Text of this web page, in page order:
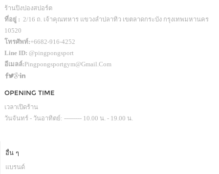
ร้านปิงปองสปอร์ต
ที่อยู่ : 2/16 ถ. เจ้าคุณทหาร แขวงลำปลาทิว เขตลาดกระบัง กรุงเทพมหานคร
10520
โทรศัพท์:+6682-916-4252
Line ID: @pingpongsport
อีเมลล์:Pingpongsportgym@gmail.com
OPENING TIME
เวลาเปิดร้าน
วันจันทร์ - วันอาทิตย์: --------- 10.00 น. - 19.00 น.
อื่น ๆ
แบรนด์